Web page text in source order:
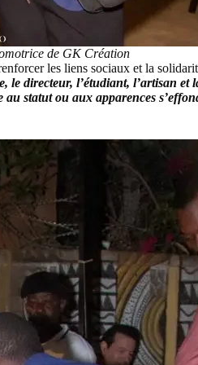
de GK Création
les liens sociaux et la
le directeur, l’étudiant, l’artisan et
statut ou aux apparences